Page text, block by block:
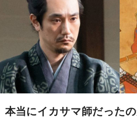
本当にイカサマ師だった